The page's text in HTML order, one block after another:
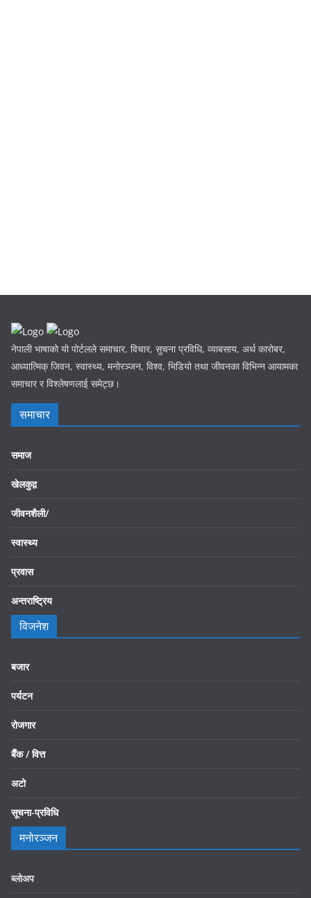
नेपाली भाषाको यो पोर्टलले समाचार, विचार, सुचना प्रविधि, व्याबसाय, अर्थ कारोबर,
आध्यात्मिक् जिवन, स्वास्थ्य, मनोरञ्जन, विश्व, भिडियो तथा जीवनका विभिन्न आयामका
समाचार र विश्लेषणलाई समेट्छ।
समाचार
समाज
खेलकुद़़
जीवनशैली/
स्वास्थ्य
प्रवास
अन्तराष्ट्रिय
विजनेश
बजार
पर्यटन
रोजगार
बैँक / वित्त
अटो
सूचना-प्रविधि
मनोरञ्जन
ब्लोअप